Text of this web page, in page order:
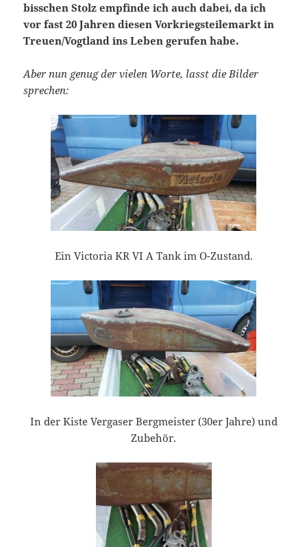
bisschen Stolz empfinde ich auch dabei, da ich
vor fast 20 Jahren diesen Vorkriegsteilemarkt in
Treuen/Vogtland ins Leben gerufen habe.
Aber nun genug der vielen Worte, lasst die Bilder
sprechen:
Ein Victoria KR VI A Tank im O-Zustand.
In der Kiste Vergaser Bergmeister (30er Jahre) und
Zubehör.